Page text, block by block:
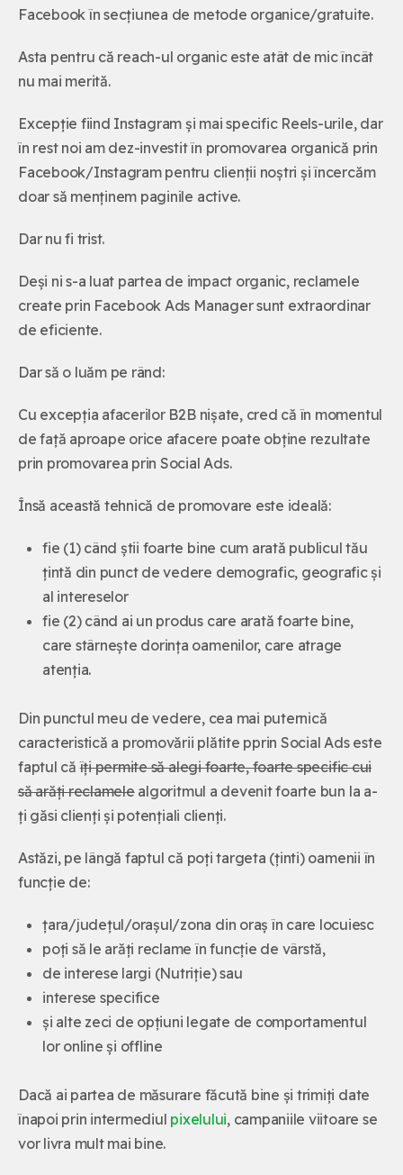
Facebook în secțiunea de metode organice/gratuite.
Asta pentru că reach-ul organic este atât de mic încât
nu mai merită.
Excepție fiind Instagram și mai specific Reels-urile, dar
în rest noi am dez-investit în promovarea organică prin
Facebook/Instagram pentru clienții noștri și încercăm
doar să menținem paginile active.
Dar nu fi trist.
Deși ni s-a luat partea de impact organic, reclamele
create prin Facebook Ads Manager sunt extraordinar
de eficiente.
Dar să o luăm pe rând:
Cu excepția afacerilor B2B nișate, cred că în momentul
de față aproape orice afacere poate obține rezultate
prin promovarea prin Social Ads.
Însă această tehnică de promovare este ideală:
fie (1) când știi foarte bine cum arată publicul tău
țintă din punct de vedere demografic, geografic și
al intereselor
fie (2) când ai un produs care arată foarte bine,
care stârnește dorința oamenilor, care atrage
atenția.
Din punctul meu de vedere, cea mai puternică
caracteristică a promovării plătite pprin Social Ads este
faptul căîți permite să alegi foarte, foarte specific cui
să arăți reclamelealgoritmul a devenit foarte bun la a-
ți găsi clienți și potențiali clienți.
Astăzi, pe lângă faptul că poți targeta (ținti) oamenii în
funcție de:
țara/județul/orașul/zona din oraș în care locuiesc
poți să le arăți reclame în funcție de vârstă,
de interese largi (Nutriție) sau
interese specifice
și alte zeci de opțiuni legate de comportamentul
lor online și offline
Dacă ai partea de măsurare făcută bine și trimiți date
înapoi prin intermediul pixelului, campaniile viitoare se
vor livra mult mai bine.